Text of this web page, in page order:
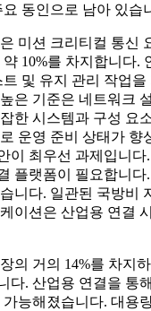
동인으로 남아 있습
미션 크리티컬 통신
10%를 차지합니다.
및 유지 관리 작업을
은 기준은 네트워크
한 시스템과 구성 요
운영 준비 상태가 향
이 최우선 과제입니다
플랫폼이 필요합니다
니다. 일관된 국방비
이션은 산업용 연결
의 거의 14%를 차지
다. 산업용 연결을 통
능해졌습니다. 대용